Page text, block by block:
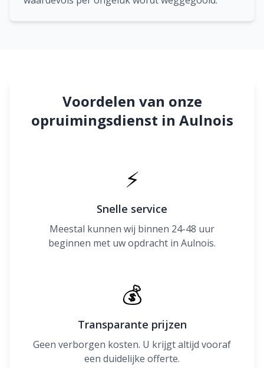
Voordelen van onze
opruimingsdienst in Aulnois
⚡
Snelle service
Meestal kunnen wij binnen 24-48 uur
beginnen met uw opdracht in Aulnois.
💰
Transparante prijzen
Geen verborgen kosten. U krijgt altijd vooraf
een duidelijke offerte.